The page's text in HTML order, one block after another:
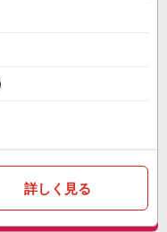
詳しく見る